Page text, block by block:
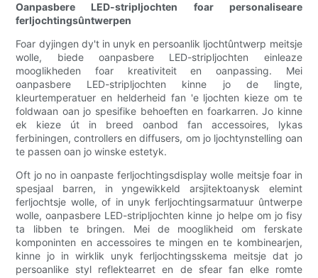
Oanpasbere LED-stripljochten foar personaliseare
ferljochtingsûntwerpen
Foar dyjingen dy't in unyk en persoanlik ljochtûntwerp meitsje
wolle, biede oanpasbere LED-stripljochten einleaze
mooglikheden foar kreativiteit en oanpassing. Mei
oanpasbere LED-stripljochten kinne jo de lingte,
kleurtemperatuer en helderheid fan 'e ljochten kieze om te
foldwaan oan jo spesifike behoeften en foarkarren. Jo kinne
ek kieze út in breed oanbod fan accessoires, lykas
ferbiningen, controllers en diffusers, om jo ljochtynstelling oan
te passen oan jo winske estetyk.
Oft jo no in oanpaste ferljochtingsdisplay wolle meitsje foar in
spesjaal barren, in yngewikkeld arsjitektoanysk elemint
ferljochtsje wolle, of in unyk ferljochtingsarmatuur ûntwerpe
wolle, oanpasbere LED-stripljochten kinne jo helpe om jo fisy
ta libben te bringen. Mei de mooglikheid om ferskate
komponinten en accessoires te mingen en te kombinearjen,
kinne jo in wirklik unyk ferljochtingsskema meitsje dat jo
persoanlike styl reflektearret en de sfear fan elke romte